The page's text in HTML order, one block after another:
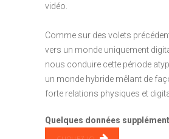
vidéo.
Comme sur des volets
vers un monde uniquement
nous conduire cette période
un monde hybride mêlant de
forte relations physiques et
Quelques données